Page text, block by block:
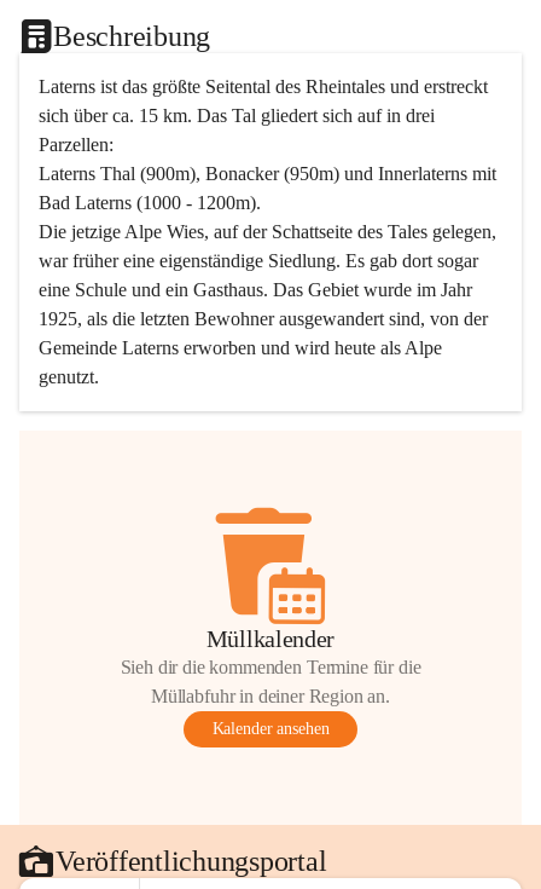
Beschreibung
Laterns ist das größte Seitental des Rheintales und erstreckt
sich über ca. 15 km. Das Tal gliedert sich auf in drei
Parzellen:
Laterns Thal (900m), Bonacker (950m) und Innerlaterns mit
Bad Laterns (1000 - 1200m).
Die jetzige Alpe Wies, auf der Schattseite des Tales gelegen,
war früher eine eigenständige Siedlung. Es gab dort sogar
eine Schule und ein Gasthaus. Das Gebiet wurde im Jahr
1925, als die letzten Bewohner ausgewandert sind, von der
Gemeinde Laterns erworben und wird heute als Alpe
genutzt.
Müllkalender
Sieh dir die kommenden Termine für die
Müllabfuhr in deiner Region an.
Kalender ansehen
Veröffentlichungsportal